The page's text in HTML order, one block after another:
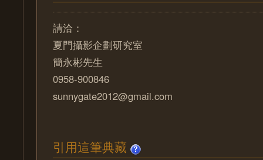
請洽：
夏門攝影企劃研究室
簡永彬先生
0958-900846
sunnygate2012@gmail.com
引用這筆典藏